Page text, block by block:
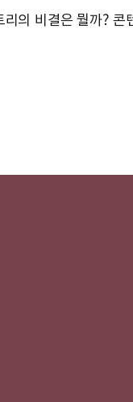
의 비결은 뭘까?